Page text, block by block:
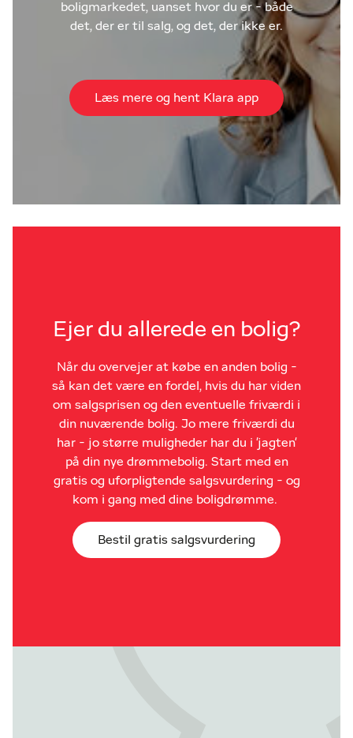
boligmarkedet, uanset hvor du er - både
det, der er til salg, og det, der ikke er.
Læs mere og hent Klara app
Ejer du allerede en bolig?
Når du overvejer at købe en anden bolig -
så kan det være en fordel, hvis du har viden
om salgsprisen og den eventuelle friværdi i
din nuværende bolig. Jo mere friværdi du
har - jo større muligheder har du i 'jagten'
på din nye drømmebolig. Start med en
gratis og uforpligtende salgsvurdering - og
kom i gang med dine boligdrømme.
Bestil gratis salgsvurdering